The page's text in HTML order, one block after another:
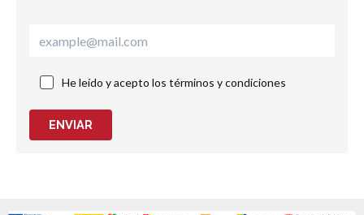
He leído y acepto los términos y condiciones
ENVIAR